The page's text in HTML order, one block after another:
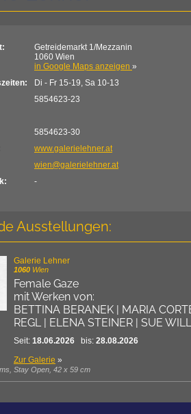
Getreidemarkt 1/Mezzanin
1060 Wien
in Google Maps anzeigen »
Di - Fr 15-19, Sa 10-13
5854623-23
5854623-30
www.galerielehner.at
wien@galerielehner.at
-
Ausstellungen:
Galerie Lehner
1060 Wien
Female Gaze
mit Werken von:
BETTINA BERANEK | MARIA
REGL | ELENA STEINER | SUE
Seit: 18.06.2026 bis: 28.08.2026
Zur Galerie »
Stay Open, 42 x 59 cm